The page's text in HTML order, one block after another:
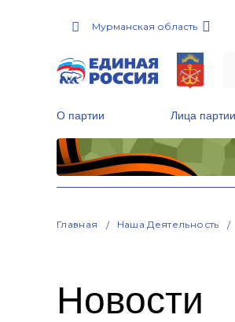
Мурманская область
О партии Лица партии
Главная Наша Деятельность
Новости